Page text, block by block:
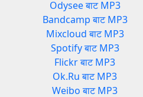
Odysee बाट MP3
Bandcamp बाट MP3
Mixcloud बाट MP3
Spotify बाट MP3
Flickr बाट MP3
Ok.Ru बाट MP3
Weibo बाट MP3